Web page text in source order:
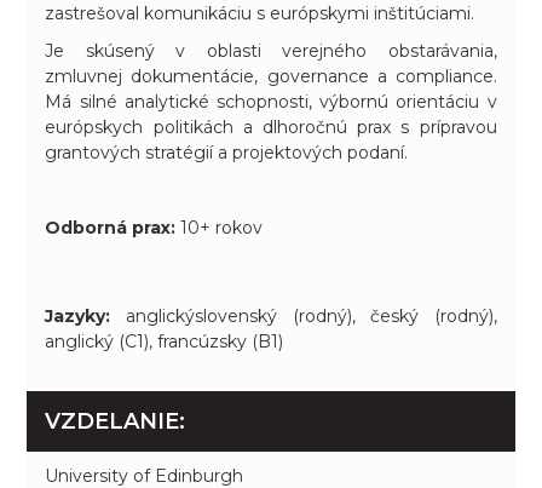
zastrešoval komunikáciu s európskymi inštitúciami.
Je skúsený v oblasti verejného obstarávania,
zmluvnej dokumentácie, governance a compliance.
Má silné analytické schopnosti, výbornú orientáciu v
európskych politikách a dlhoročnú prax s prípravou
grantových stratégií a projektových podaní.
Odborná prax:10+ rokov
Jazyky: anglickýslovenský (rodný), český (rodný),
anglický (C1), francúzsky (B1)
VZDELANIE:
University of Edinburgh